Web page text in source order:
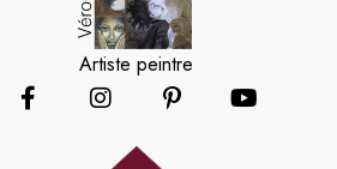
Artiste peintre